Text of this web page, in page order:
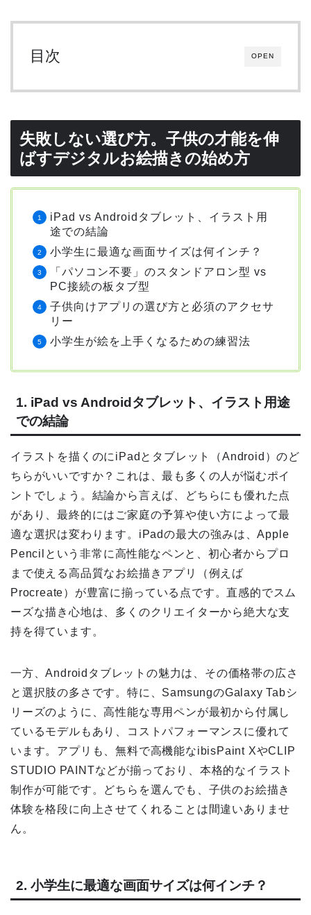
OPEN
目次
失敗しない選び方。子供の才能を伸
ばすデジタルお絵描きの始め方
iPad vs Androidタブレット、イラスト用
途での結論
小学生に最適な画面サイズは何インチ？
「パソコン不要」のスタンドアロン型 vs
PC接続の板タブ型
子供向けアプリの選び方と必須のアクセサ
リー
小学生が絵を上手くなるための練習法
1. iPad vs Androidタブレット、イラスト用途
での結論
イラストを描くのにiPadとタブレット（Android）のど
ちらがいいですか？これは、最も多くの人が悩むポイ
ントでしょう。結論から言えば、どちらにも優れた点
があり、最終的にはご家庭の予算や使い方によって最
適な選択は変わります。iPadの最大の強みは、Apple
Pencilという非常に高性能なペンと、初心者からプロ
まで使える高品質なお絵描きアプリ（例えば
Procreate）が豊富に揃っている点です。直感的でスム
ーズな描き心地は、多くのクリエイターから絶大な支
持を得ています。
一方、Androidタブレットの魅力は、その価格帯の広さ
と選択肢の多さです。特に、SamsungのGalaxy Tabシ
リーズのように、高性能な専用ペンが最初から付属し
ているモデルもあり、コストパフォーマンスに優れて
います。アプリも、無料で高機能なibisPaint XやCLIP
STUDIO PAINTなどが揃っており、本格的なイラスト
制作が可能です。どちらを選んでも、子供のお絵描き
体験を格段に向上させてくれることは間違いありませ
ん。
2. 小学生に最適な画面サイズは何インチ？